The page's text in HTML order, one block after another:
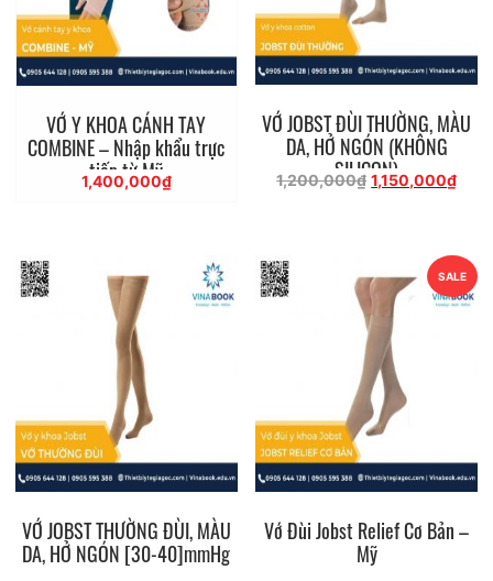
VỚ Y KHOA CÁNH TAY
COMBINE – Nhập khẩu trực
tiếp từ Mỹ
1,400,000₫
VỚ JOBST ĐÙI THƯỜNG, MÀU
DA, HỞ NGÓN (KHÔNG
SILICON)
1,200,000₫ Giá
1,150,000₫Giá
VỚ JOBST THƯỜNG ĐÙI, MÀU
DA, HỞ NGÓN [30-40]mmHg
SALE
Vớ Đùi Jobst Relief Cơ Bản –
Mỹ